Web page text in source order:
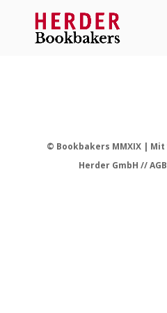
© Bookbakers MMXIX | Mit
Herder GmbH //AGB